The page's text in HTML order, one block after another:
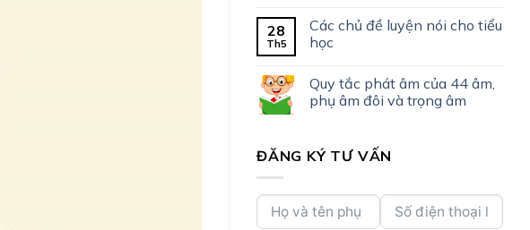
28
Th5
Các chủ đề luyện nói cho tiểu
học
Quy tắc phát âm của 44 âm,
phụ âm đôi và trọng âm
ĐĂNG KÝ TƯ VẤN